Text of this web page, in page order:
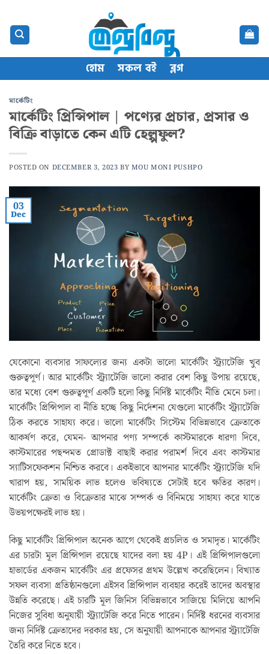
content
হোম সকল বই ব্লগ
মার্কেটিং
মার্কেটিং প্রিন্সিপাল | পণ্যের প্রচার, প্রসার ও
বিক্রি বাড়াতে কেন এটি হেল্পফুল?
POSTED ON DECEMBER 3, 2023 BY MOU MONI PUSHPO
03
Dec
যেকোনো ব্যবসার সাফল্যের জন্য একটা ভালো মার্কেটিং স্ট্র‍্যাটেজি খুব
গুরুত্বপূর্ণ। আর মার্কেটিং স্ট্র‍্যাটেজি ভালো করার বেশ কিছু উপায় রয়েছে,
তার মধ্যে বেশ গুরুত্বপূর্ণ একটি হলো কিছু নির্দিষ্ট মার্কেটিং নীতি মেনে চলা।
মার্কেটিং প্রিন্সিপাল বা নীতি হচ্ছে কিছু নির্দেশনা যেগুলো মার্কেটিং স্ট্র‍্যাটেজি
ঠিক করতে সাহায্য করে। ভালো মার্কেটিং সিস্টেম বিভিন্নভাবে ক্রেতাকে
আকর্ষণ করে, যেমন- আপনার পণ্য সম্পর্কে কাস্টমারকে ধারণা দিবে,
কাস্টমারের পছন্দমত প্রোডাক্ট বাছাই করার পরামর্শ দিবে এবং কাস্টমার
স্যাটিসফেকশন নিশ্চিত করবে। একইভাবে আপনার মার্কেটিং স্ট্র্যাটেজি যদি
খারাপ হয়, সাময়িক লাভ হলেও ভবিষ্যতে সেটাই হবে ক্ষতির কারণ।
মার্কেটিং ক্রেতা ও বিক্রেতার মাঝে সম্পর্ক ও বিনিময়ে সাহায্য করে যাতে
উভয়পক্ষেরই লাভ হয়।
কিছু মার্কেটিং প্রিন্সিপাল অনেক আগে থেকেই প্রচলিত ও সমাদৃত। মার্কেটিং
এর চারটা মূল প্রিন্সিপাল রয়েছে যাদের বলা হয় 4P। এই প্রিন্সিপালগুলো
হাভার্ডের একজন মার্কেটিং এর প্রফেসর প্রথম উল্লেখ করেছিলেন। বিখ্যাত
সফল ব্যবসা প্রতিষ্ঠানগুলো এইসব প্রিন্সিপাল ব্যবহার করেই তাদের অবস্থার
উন্নতি করেছে। এই চারটি মূল জিনিস বিভিন্নভাবে সাজিয়ে মিলিয়ে আপনি
নিজের সুবিধা অনুযায়ী স্ট্র‍্যাটেজি করে নিতে পারেন। নির্দিষ্ট ধরনের ব্যবসার
জন্য নির্দিষ্ট ক্রেতাদের দরকার হয়, সে অনুযায়ী আপনাকে আপনার স্ট্র‍্যাটেজি
তৈরি করে নিতে হবে।